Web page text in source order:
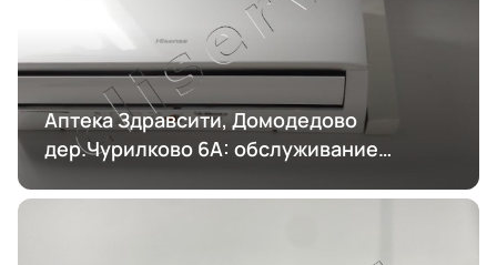
Аптека Здравсити, Домодедово
дер.Чурилково 6А: обслуживание